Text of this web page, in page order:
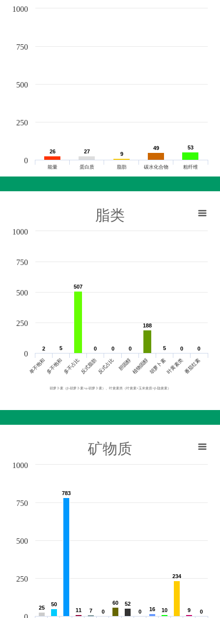
26
26 27
27 9
9
49
49 53
53
能量 蛋白质 脂肪 碳水化合物 粗纤维
0
250
500
750
1000
脂类
胡萝卜素（β-胡萝卜素+α-胡萝卜素）、叶黄素类（叶黄素+玉米黄质+β-隐黄素）
2
2 5
5
507
507
0
0 0
0 0
0
188
188
5
5 0
0 0
0
单不饱和多不饱和多不占比反式脂肪反式占比 胆固醇植物固醇胡萝卜素叶黄素类番茄红素
0
250
500
750
1000
矿物质
25
25
50
50
783
783
11
11 7
7 0
0
60
60 52
52
0
0 16
16 10
10
234
234
9
9 0
0
250
500
750
1000